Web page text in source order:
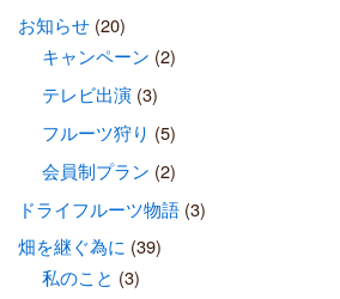
お知らせ(20)
キャンペーン (2)
テレビ出演(3)
フルーツ狩り (5)
会員制プラン (2)
ドライフルーツ物語(3)
畑を継ぐ為に (39)
私のこと (3)